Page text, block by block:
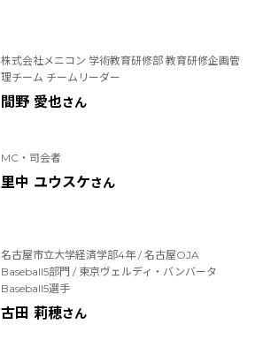
株式会社メニコン 学術教育研修部 教育研修企画管
理チーム チームリーダー
間野 愛也さん
MC・司会者
里中 ユウスケさん
名古屋市立大学経済学部4年 / 名古屋OJA
Baseball5部門 / 東京ヴェルディ・バンバータ
Baseball5選手
古田 莉穂さん